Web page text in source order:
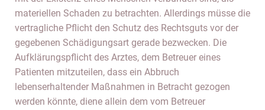
materiellen Schaden zu betrachten. Allerdings müsse die
vertragliche Pflicht den Schutz des Rechtsguts vor der
gegebenen Schädigungsart gerade bezwecken. Die
Aufklärungspflicht des Arztes, dem Betreuer eines
Patienten mitzuteilen, dass ein Abbruch
lebenserhaltender Maßnahmen in Betracht gezogen
werden könnte, diene allein dem vom Betreuer